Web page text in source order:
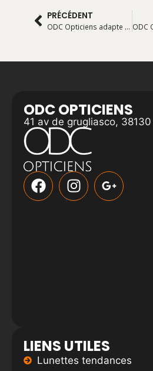
PRÉCÉDENT
ODC Opticiens adapte les lunettes de cyclisme à votre vue
ODC OPTICIENS
41 av de grugliasco, 38130
LIENS UTILES
Lunettes tendances